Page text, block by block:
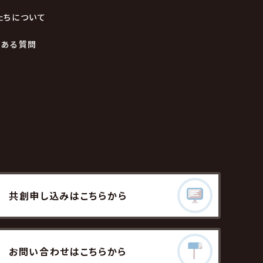
ちについて
ある質問
共創申し込みはこちらから
お問い合わせはこちらから